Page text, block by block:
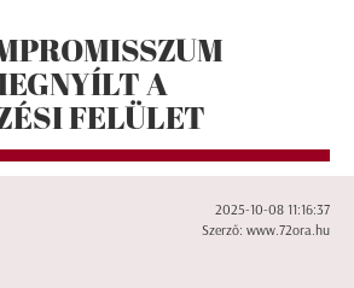
A
FELÜLET
2025-10-08 11:16:37
Szerző: www.72ora.hu